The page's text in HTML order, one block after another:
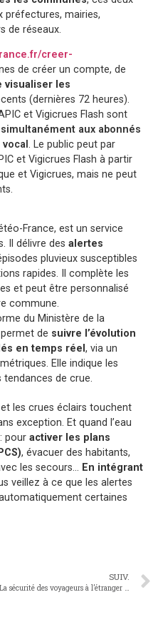
préfectures, mairies,
de réseaux.
creer-
de créer un compte, de
visualiser les
(dernières 72 heures).
et Vigicrues Flash sont
aux abonnés
. Le public peut par
et Vigicrues Flash à partir
et Vigicrues, mais ne peut
France, est un service
Il délivre des alertes
pluvieux susceptibles
rapides. Il complète les
et peut être personnalisé
commune.
du Ministère de la
de suivre l’évolution
en temps réel, via un
Elle indique les
tendances de crue.
les crues éclairs touchent
exception. Et quand l’eau
pour activer les plans
, évacuer des habitants,
les secours… En intégrant
veillez à ce que les alertes
certaines
SUIV.
La sécurité des voyageurs à l’étranger : vous pouvez informer vos administrés des outils existants